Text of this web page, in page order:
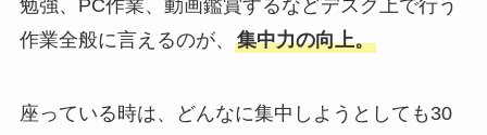
勉強、PC作業、動画鑑賞するなどデスク上で行う
作業全般に言えるのが、 集中力の向上。
座っている時は、どんなに集中しようとしても30